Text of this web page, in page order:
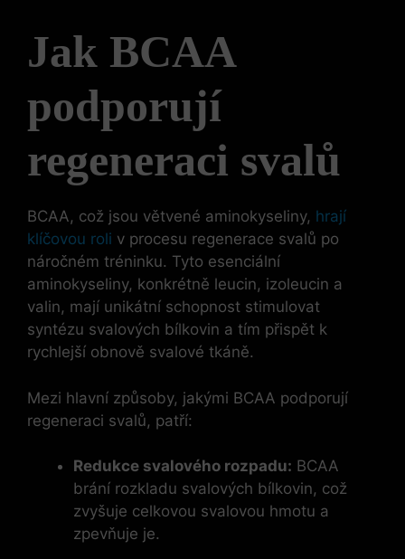
Jak BCAA
podporují
regeneraci svalů
BCAA, což jsou větvené aminokyseliny, hrají
klíčovou roli v procesu regenerace svalů po
náročném tréninku. Tyto esenciální
aminokyseliny, konkrétně leucin, izoleucin a
valin, mají unikátní schopnost stimulovat
syntézu svalových bílkovin a tím přispět k
rychlejší obnově svalové tkáně.
Mezi hlavní způsoby, jakými BCAA podporují
regeneraci svalů, patří:
Redukce svalového rozpadu: BCAA
brání rozkladu svalových bílkovin, což
zvyšuje celkovou svalovou hmotu a
zpevňuje je.